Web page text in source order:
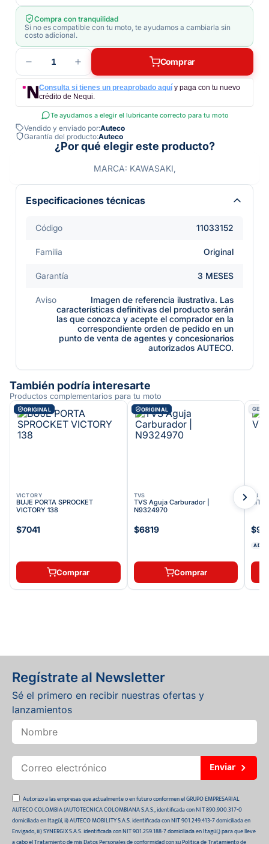
Compra con tranquilidad
Si no es compatible con tu moto, te ayudamos a cambiarla sin
costo adicional.
1 Comprar
Consulta si tienes un preaprobado aquí y paga con tu nuevo
crédito de Nequi.
Te ayudamos a elegir el lubricante correcto para tu moto
Vendido y enviado por:Auteco
Garantía del producto:Auteco
¿Por qué elegir este producto?
MARCA: KAWASAKI,
Especificaciones técnicas
Código 11033152
Familia Original
Garantía 3 MESES
Aviso
Imagen de referencia ilustrativa. Las
características definitivas del producto serán
las que conozca y acepte el comprador en la
correspondiente orden de pedido en un
punto de venta de agentes y concesionarios
autorizados AUTECO.
También podría interesarte
Productos complementarios para tu moto
ORIGINAL
VICTORY
BUJE PORTA SPROCKET
VICTORY 138
$7041
Comprar
ORIGINAL
TVS
TVS Aguja Carburador |
N9324970
$6819
Comprar
KIT
ADDI
Regístrate al Newsletter
Sé el primero en recibir nuestras ofertas y
lanzamientos
Enviar
Autorizo a las empresas que actualmente o en futuro conformen el GRUPO EMPRESARIAL
AUTECO COLOMBIA (AUTOTECNICA COLOMBIANA S.A.S., identificada con NIT 890.900.317-0
domiciliada en Itagüí, ii) AUTECO MOBILITY S.A.S. identificada con NIT 901.249.413-7 domiciliada en
Envigado, iii) SYNERGIX S.A.S. identificada con NIT 901.259.188-7 domiciliada en Itagüí,) para que lleve